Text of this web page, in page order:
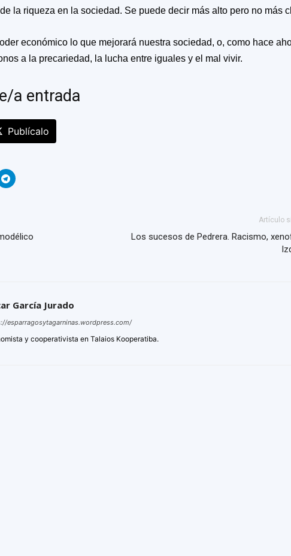
la riqueza en la sociedad. Se puede decir más alto pero no más
económico lo que mejorará nuestra sociedad, o, como hace
a la precariedad, la lucha entre iguales y el mal vivir.
a entrada
Publícalo
Artículo
Los sucesos de Pedrera. Racismo,
García Jurado
esparragosytagarninas.wordpress.com/
y cooperativista en Talaios Kooperatiba.